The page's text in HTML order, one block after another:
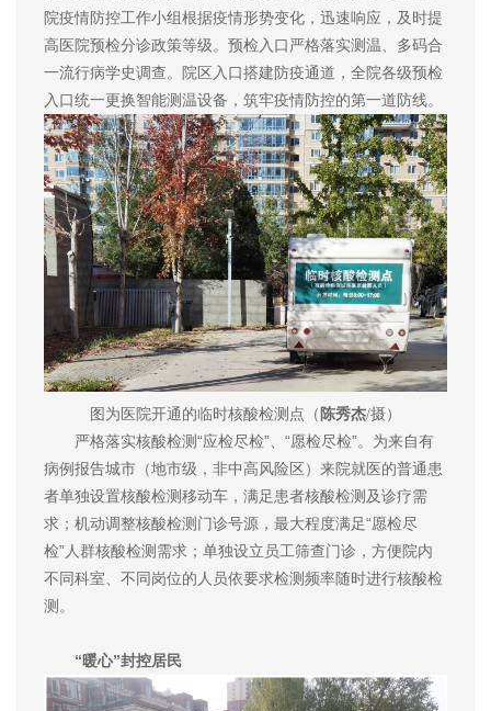
院疫情防控工作小组根据疫情形势变化，迅速响应，及时提
高医院预检分诊政策等级。预检入口严格落实测温、多码合
一流行病学史调查。院区入口搭建防疫通道，全院各级预检
入口统一更换智能测温设备，筑牢疫情防控的第一道防线。
图为医院开通的临时核酸检测点（ 陈秀杰/摄）
严格落实核酸检测“应检尽检”、“愿检尽检”。为来自有
病例报告城市（地市级，非中高风险区）来院就医的普通患
者单独设置核酸检测移动车，满足患者核酸检测及诊疗需
求；机动调整核酸检测门诊号源，最大程度满足“愿检尽
检”人群核酸检测需求；单独设立员工筛查门诊，方便院内
不同科室、不同岗位的人员依要求检测频率随时进行核酸检
测。
“暖心”封控居民